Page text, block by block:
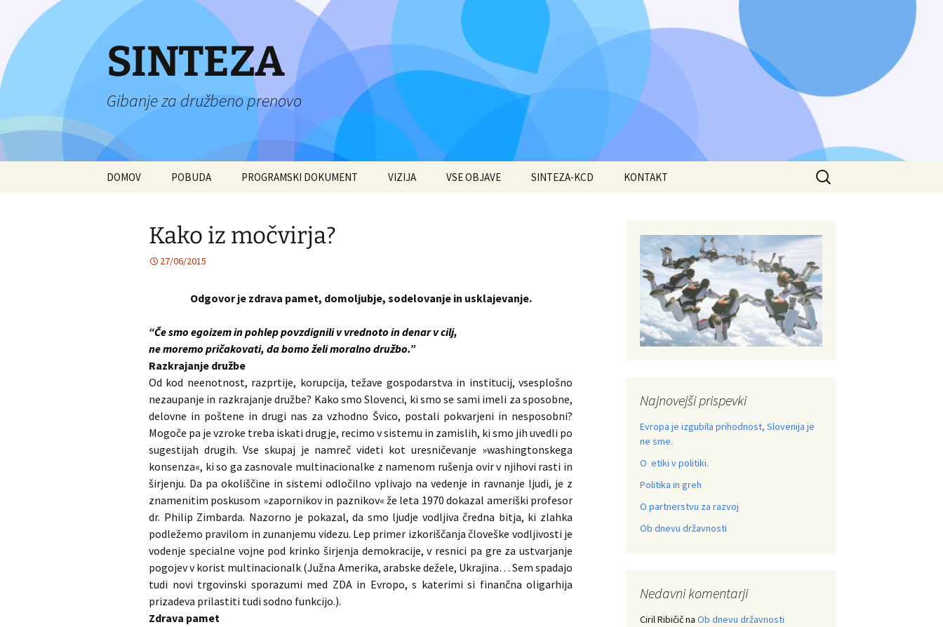
vsebino
SINTEZA
Gibanje za družbeno prenovo
DOMOV POBUDA PROGRAMSKI DOKUMENT VIZIJA VSE OBJAVE SINTEZA-KCD KONTAKT
Išči:
Kako iz močvirja?
27/06/2015
Odgovor je zdrava pamet, domoljubje, sodelovanje in usklajevanje.
“Če smo egoizem in pohlep povzdignili v vrednoto in denar v cilj,
ne moremo pričakovati, da bomo želi moralno družbo.”
Razkrajanje družbe
Od kod neenotnost, razprtije, korupcija, težave gospodarstva in institucij, vsesplošno
nezaupanje in razkrajanje družbe? Kako smo Slovenci, ki smo se sami imeli za sposobne,
delovne in poštene in drugi nas za vzhodno Švico, postali pokvarjeni in nesposobni?
Mogoče pa je vzroke treba iskati drugje, recimo v sistemu in zamislih, ki smo jih uvedli po
sugestijah drugih. Vse skupaj je namreč videti kot uresničevanje »washingtonskega
konsenza«, ki so ga zasnovale multinacionalke z namenom rušenja ovir v njihovi rasti in
širjenju. Da pa okoliščine in sistemi odločilno vplivajo na vedenje in ravnanje ljudi, je z
znamenitim poskusom »zapornikov in paznikov« že leta 1970 dokazal ameriški profesor
dr. Philip Zimbarda. Nazorno je pokazal, da smo ljudje vodljiva čredna bitja, ki zlahka
podležemo pravilom in zunanjemu videzu. Lep primer izkoriščanja človeške vodljivosti je
vodenje specialne vojne pod krinko širjenja demokracije, v resnici pa gre za ustvarjanje
pogojev v korist multinacionalk (Južna Amerika, arabske dežele, Ukrajina… Sem spadajo
tudi novi trgovinski sporazumi med ZDA in Evropo, s katerimi si finančna oligarhija
prizadeva prilastiti tudi sodno funkcijo.).
Zdrava pamet
Najnovejši prispevki
Evropa je izgubila prihodnost, Slovenija je
ne sme.
O etiki v politiki.
Politika in greh
O partnerstvu za razvoj
Ob dnevu državnosti
Nedavni komentarji
Ciril Ribičična Ob dnevu državnosti